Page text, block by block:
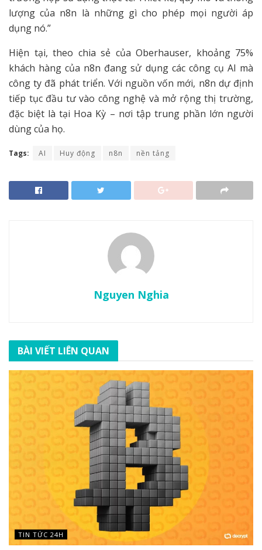
lượng của n8n là những gì cho phép mọi người áp
dụng nó.”
Hiện tại, theo chia sẻ của Oberhauser, khoảng 75%
khách hàng của n8n đang sử dụng các công cụ AI mà
công ty đã phát triển. Với nguồn vốn mới, n8n dự định
tiếp tục đầu tư vào công nghệ và mở rộng thị trường,
đặc biệt là tại Hoa Kỳ – nơi tập trung phần lớn người
dùng của họ.
Tags: AI Huy động n8n nền tảng
Nguyen Nghia
BÀI VIẾT LIÊN QUAN
TIN TỨC 24H